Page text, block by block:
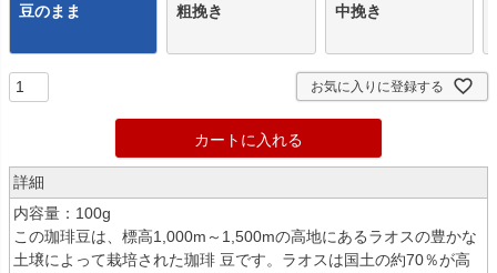
豆のまま
粗挽き 中挽き
お気に入りに登録する
カートに入れる
詳細
内容量：100g
この珈琲豆は、標高1,000m～1,500mの高地にあるラオスの豊かな
土壌によって栽培された珈琲 豆です。ラオスは国土の約70％が高